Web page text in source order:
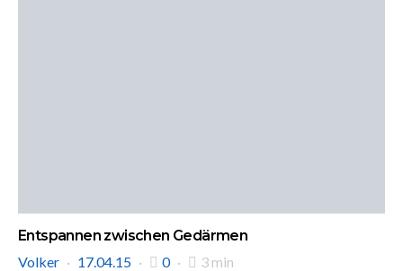
Entspannen zwischen Gedärmen
Volker
17.04.15 0 3 min